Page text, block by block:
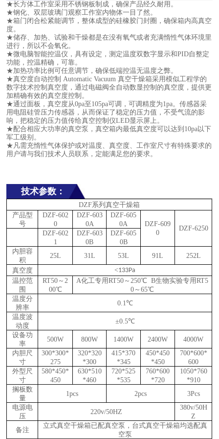
★长方体工作室采用不锈钢板制成，确保产品经久耐用。
★钢化、双层玻璃门观察工作室内物体一目了然。
★箱门闭合松紧能调节，整体成型的硅橡胶门封圈，确保箱内高真空
度。
★储存、加热、试验和干燥都是在没有氧气或者充满惰性气体环境里
进行，所以不会氧化。
★微电脑智能控温仪，具有设定，测定温度双数字显示和PID自整定
功能，控温精确，可靠。
★加热功率比例可任意调节，确保低端控温无温度之弊。
★真空度自动控制 Automatic Vacuum 真空干燥箱采用模似工程学的
数字技术控制真空度，通过电磁阀全自动数显控制的真空度，提供更
加精确有效的真空度控制。
★通过面板，真空度从0pa至105pa可调，可调精度为1pa。传感器采
用电阻硅管压力传感器，从而保证了稳定的压力值，不受气流的影
响，把稳定的压力值传给真空控制仪LED显示屏上。
★配合相应大功率的真空泵，真空箱内最低真空度可以达到 10pa以下
军工级别。
★ 凡需充惰性气体保护或对温度、真空度、工作室尺寸有特殊要求的
用户请与我们技术人员联系，定能满足您的要求。
技术参数：
DZF系列真空干燥箱
产品型
号
DZF-602
0
DZF-603
0A
DZF-605
0A
DZF-609
0
DZF-6250
DZF-602
1
DZF-603
0B
DZF-605
0B
内胆容
积
25L 31L 53L 91L
252L
真空度
<133Pa
温控范
围
RT50～2
00℃
A化工专用RT50～250℃B生物实验专用RT5
0 ～65℃
温度分
辨率
0.1℃
温度波
动度
±0.5℃
设备功
率
500W 800W 1400W 2400W
4000W
内胆尺
寸
300*300*
275
320*320
*300
415*370
*345
450*450
*450
700*600*
600
外型尺
寸
580*450*
450
630*510
*460
720*525
*535
760*600
*720
1050*760
*910
搁板数
量
1pcs 2pcs
3Pcs
电源电
压
220v/50HZ
380v/50H
Z
备注
立式真空干燥箱已配真空泵，台式真空干燥箱均选配真
空泵